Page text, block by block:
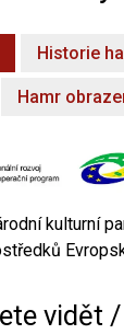
Historie
Hamr
kulturní
vidět